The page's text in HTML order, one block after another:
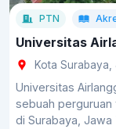
Lulusan
atau perusahaan
menguji, dan
PTN
Universitas
Kota
Universitas
sebuah
di Surabaya, Jawa